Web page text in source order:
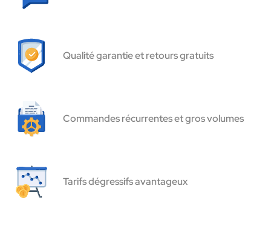
Qualité garantie et retours gratuits
Commandes récurrentes et gros volumes
Tarifs dégressifs avantageux